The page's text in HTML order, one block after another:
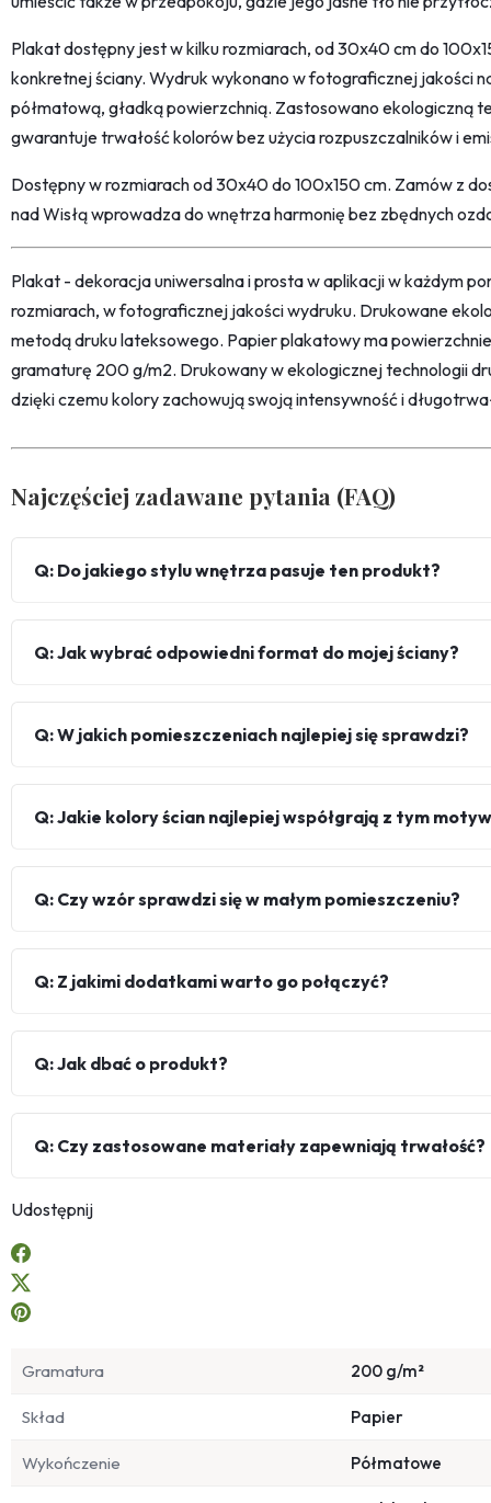
Plakat dostępny jest w kilku rozmiarach, od 30x40 cm do
konkretnej ściany. Wydruk wykonano w fotograficznej jakości
półmatową, gładką powierzchnią. Zastosowano ekologiczną
gwarantuje trwałość kolorów bez użycia rozpuszczalników i
Dostępny w rozmiarach od 30x40 do 100x150 cm. Zamów z
nad Wisłą wprowadza do wnętrza harmonię bez zbędnych
Plakat - dekoracja uniwersalna i prosta w aplikacji w każdym
rozmiarach, w fotograficznej jakości wydruku. Drukowane
metodą druku lateksowego. Papier plakatowy ma
gramaturę 200 g/m2. Drukowany w ekologicznej technologii
dzięki czemu kolory zachowują swoją intensywność i
Najczęściej zadawane pytania (FAQ)
Q: Do jakiego stylu wnętrza pasuje ten produkt?
Q: Jak wybrać odpowiedni format do mojej ściany?
Q: W jakich pomieszczeniach najlepiej się sprawdzi?
Q: Jakie kolory ścian najlepiej współgrają z tym
Q: Czy wzór sprawdzi się w małym pomieszczeniu?
Q: Z jakimi dodatkami warto go połączyć?
Q: Jak dbać o produkt?
Q: Czy zastosowane materiały zapewniają trwałość?
Udostępnij
Gramatura 200 g/m²
Skład Papier
Wykończenie Półmatowe